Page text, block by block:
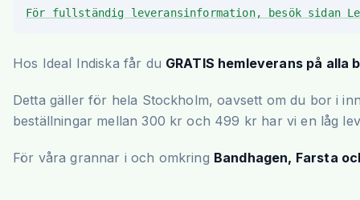
För fullständig leveransinformation, besök sidan
Hos Ideal Indiska får du GRATIS hemleverans på
Detta gäller för hela Stockholm, oavsett om du bor i
beställningar mellan 300 kr och 499 kr har vi en låg
För våra grannar i och omkring Bandhagen, Farsta